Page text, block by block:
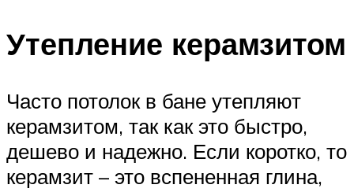
Утепление керамзитом
Часто потолок в бане утепляют
керамзитом, так как это быстро,
дешево и надежно. Если коротко, то
керамзит – это вспененная глина,